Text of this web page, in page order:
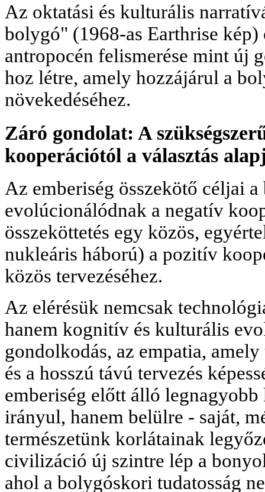
Az oktatási és kulturális
bolygó" (1968-as Earthrise kép)
antropocén felismerése mint új
hoz létre, amely hozzájárul a
növekedéséhez.
Záró gondolat: A
kooperációtól a választás
Az emberiség összekötő céljai
evolúcionálódnak a negatív
összeköttetés egy közös,
nukleáris háború) a pozitív
közös tervezéséhez.
Az elérésük nemcsak
hanem kognitív és kulturális
gondolkodás, az empatia,
és a hosszú távú tervezés
emberiség előtt álló
irányul, hanem belülre - saját,
természetünk korlátainak
civilizáció új szintre lép a
ahol a bolygóskori tudatosság